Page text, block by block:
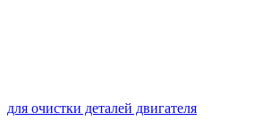
для очистки деталей двигателя